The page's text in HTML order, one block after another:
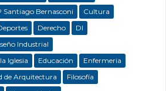
Santiago Bernasconi
Cultura
Derecho
DI
Industrial
Iglesia
Educación
Enfermeria
de Arquitectura
Filosofía